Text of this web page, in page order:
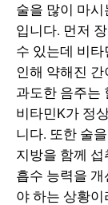
술을 많이 마
입니다. 먼저
수 있는데 비
인해 약해진
과도한 음주는
비타민K가 정
니다. 또한 술
지방을 함께
흡수 능력을
야 하는 상황